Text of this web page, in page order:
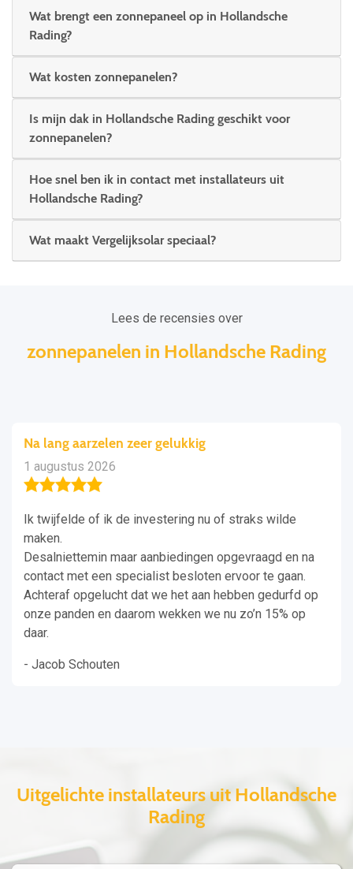
Wat brengt een zonnepaneel op in Hollandsche
Rading?
Wat kosten zonnepanelen?
Is mijn dak in Hollandsche Rading geschikt voor
zonnepanelen?
Hoe snel ben ik in contact met installateurs uit
Hollandsche Rading?
Wat maakt Vergelijksolar speciaal?
Lees de recensies over
zonnepanelen in Hollandsche Rading
Na lang aarzelen zeer gelukkig
1 augustus 2026
Ik twijfelde of ik de investering nu of straks wilde
maken.
Desalniettemin maar aanbiedingen opgevraagd en na
contact met een specialist besloten ervoor te gaan.
Achteraf opgelucht dat we het aan hebben gedurfd op
onze panden en daarom wekken we nu zo’n 15% op
daar.
- Jacob Schouten
Uitgelichte installateurs uit Hollandsche
Rading